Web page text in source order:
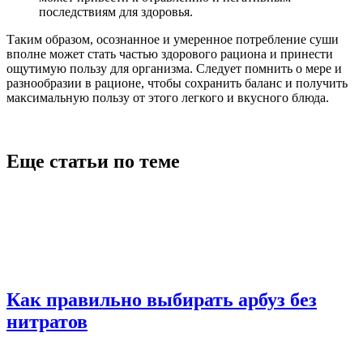
последствиям для здоровья.
Таким образом, осознанное и умеренное потребление суши
вполне может стать частью здорового рациона и принести
ощутимую пользу для организма. Следует помнить о мере и
разнообразии в рационе, чтобы сохранить баланс и получить
максимальную пользу от этого легкого и вкусного блюда.
Еще статьи по теме
Как правильно выбирать арбуз без
нитратов